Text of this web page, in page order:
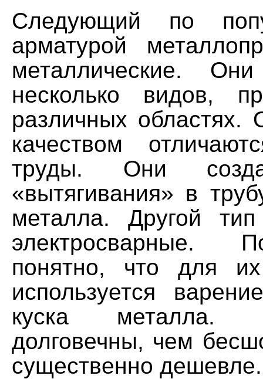
Следующий по
арматурой
металлические.
несколько видов,
различных областях.
качеством
труды. Они
«вытягивания» в
металла. Другой
электросварные.
понятно, что для их
используется
куска
долговечны, чем
существенно дешевле.